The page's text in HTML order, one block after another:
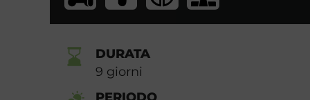
DURATA
9 giorni
PERIODO